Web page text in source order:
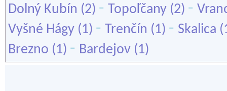
Dolný Kubín (2) - Topoľčany (2) -
Vyšné Hágy (1) - Trenčín (1) - Skalica
Brezno (1) - Bardejov (1)